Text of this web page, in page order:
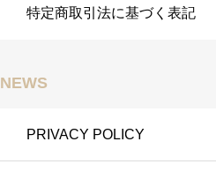
特定商取引法に基づく表記
NEWS
PRIVACY POLICY